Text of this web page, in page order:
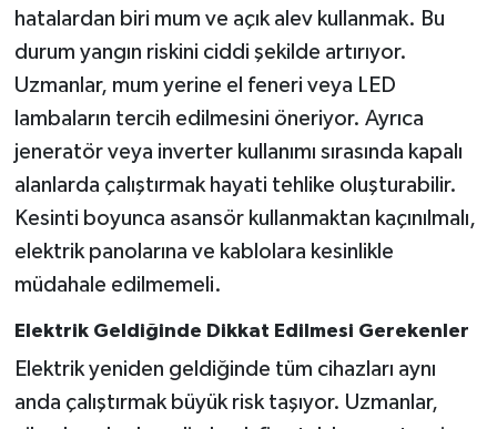
hatalardan biri mum ve açık alev kullanmak. Bu
durum yangın riskini ciddi şekilde artırıyor.
Uzmanlar, mum yerine el feneri veya LED
lambaların tercih edilmesini öneriyor. Ayrıca
jeneratör veya inverter kullanımı sırasında kapalı
alanlarda çalıştırmak hayati tehlike oluşturabilir.
Kesinti boyunca asansör kullanmaktan kaçınılmalı,
elektrik panolarına ve kablolara kesinlikle
müdahale edilmemeli.
Elektrik Geldiğinde Dikkat Edilmesi Gerekenler
Elektrik yeniden geldiğinde tüm cihazları aynı
anda çalıştırmak büyük risk taşıyor. Uzmanlar,